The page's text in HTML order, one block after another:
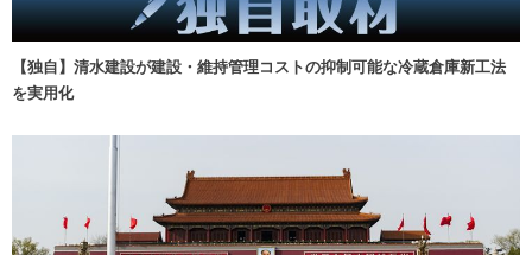
【独自】清水建設が建設・維持管理コストの抑制可能な冷蔵倉庫新工法
を実用化